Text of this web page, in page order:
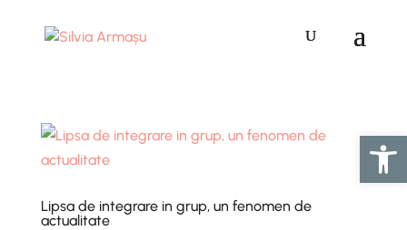
Deschide
Lipsa de integrare in grup, un fenomen de
actualitate